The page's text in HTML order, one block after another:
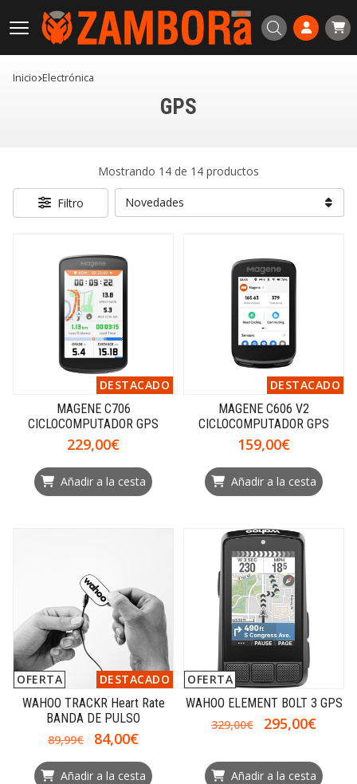
Buscar
Inicio electrónica
GPS
Mostrando 14 de 14 productos
Filtro
DESTACADO
MAGENE C706
CICLOCOMPUTADOR GPS
229,00€
Añadir a la cesta
DESTACADO
MAGENE C606 V2
CICLOCOMPUTADOR GPS
159,00€
Añadir a la cesta
OFERTA
DESTACADO
WAHOO TRACKR Heart Rate
BANDA DE PULSO
89,99€
84,00€
Añadir a la cesta
OFERTA
WAHOO ELEMENT BOLT 3 GPS
329,00€
295,00€
Añadir a la cesta